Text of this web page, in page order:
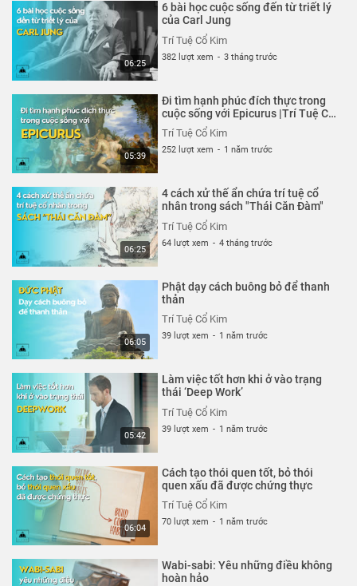
Thể loại : BÀI HỌC CUỘC SỐNG
06:25
6 bài học cuộc sống đến từ triết lý
của Carl Jung
Trí Tuệ Cổ Kim
382 lượt xem - 3 tháng trước
05:39
Đi tìm hạnh phúc đích thực trong
cuộc sống với Epicurus |Trí Tuệ Cổ
Kim
Trí Tuệ Cổ Kim
252 lượt xem - 1 năm trước
06:25
4 cách xử thế ẩn chứa trí tuệ cổ
nhân trong sách "Thái Căn Đàm"
Trí Tuệ Cổ Kim
64 lượt xem - 4 tháng trước
06:05
Phật dạy cách buông bỏ để thanh
thản
Trí Tuệ Cổ Kim
39 lượt xem - 1 năm trước
05:42
Làm việc tốt hơn khi ở vào trạng
thái ‘Deep Work’
Trí Tuệ Cổ Kim
39 lượt xem - 1 năm trước
06:04
Cách tạo thói quen tốt, bỏ thói
quen xấu đã được chứng thực
Trí Tuệ Cổ Kim
70 lượt xem - 1 năm trước
Wabi-sabi: Yêu những điều không
hoàn hảo